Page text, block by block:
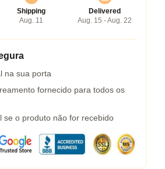
Shipping
Aug. 11
Delivered
Aug. 15 - Aug. 22
na sua porta
fornecido para todos os
se o produto não for recebido